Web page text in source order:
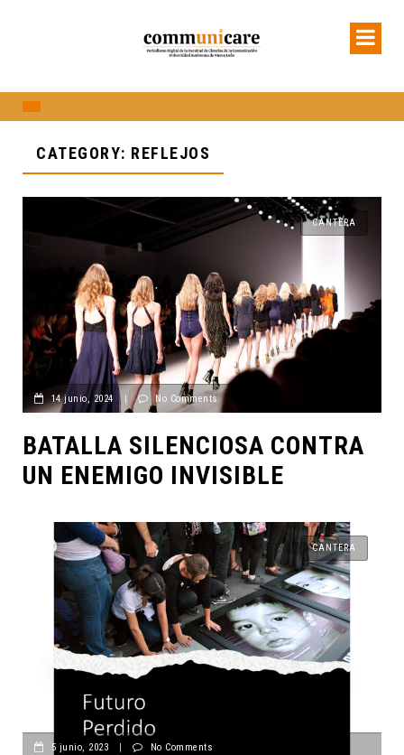
CATEGORY: REFLEJOS
CANTERA
14 junio, 2024 | No Comments
BATALLA SILENCIOSA CONTRA
UN ENEMIGO INVISIBLE
CANTERA
5 junio, 2023 No Comments